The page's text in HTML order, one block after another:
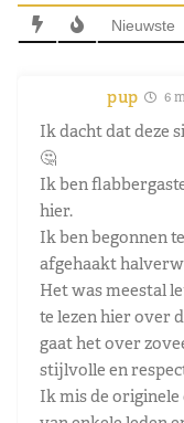
Nieuwste
pup 6
Ik dacht dat deze
🤔
Ik ben
hier.
Ik ben begonnen
afgehaakt
Het was meestal
te lezen hier over
gaat het over
stijlvolle en
Ik mis de